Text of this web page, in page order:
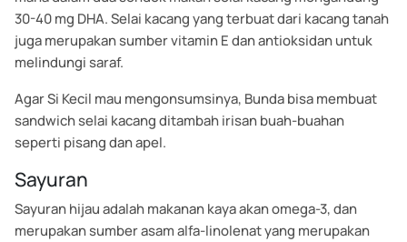
30-40 mg DHA. Selai kacang yang terbuat dari kacang tanah
juga merupakan sumber vitamin E dan antioksidan untuk
melindungi saraf.
Agar Si Kecil mau mengonsumsinya, Bunda bisa membuat
sandwich selai kacang ditambah irisan buah-buahan
seperti pisang dan apel.
Sayuran
Sayuran hijau adalah makanan kaya akan omega-3, dan
merupakan sumber asam alfa-linolenat yang merupakan